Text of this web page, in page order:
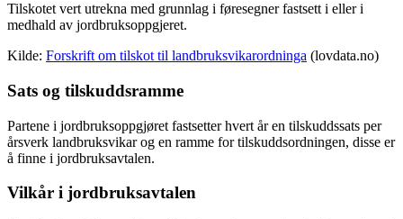
Tilskotet vert utrekna med grunnlag i føresegner fastsett i eller i
medhald av jordbruksoppgjeret.
Kilde: Forskrift om tilskot til landbruksvikarordninga (lovdata.no)
Sats og tilskuddsramme
Partene i jordbruksoppgjøret fastsetter hvert år en tilskuddssats per
årsverk landbruksvikar og en ramme for tilskuddsordningen, disse er
å finne i jordbruksavtalen.
Vilkår i jordbruksavtalen